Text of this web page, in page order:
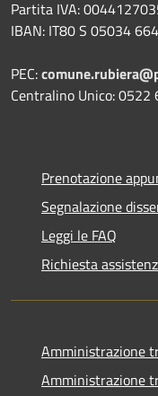
Partita IVA:
IBAN: IT80 S 05034
PEC:
Centralino Unico: 0522
Prenotazione
Segnalazione
Leggi le FAQ
Richiesta
Amministrazione
Amministrazione